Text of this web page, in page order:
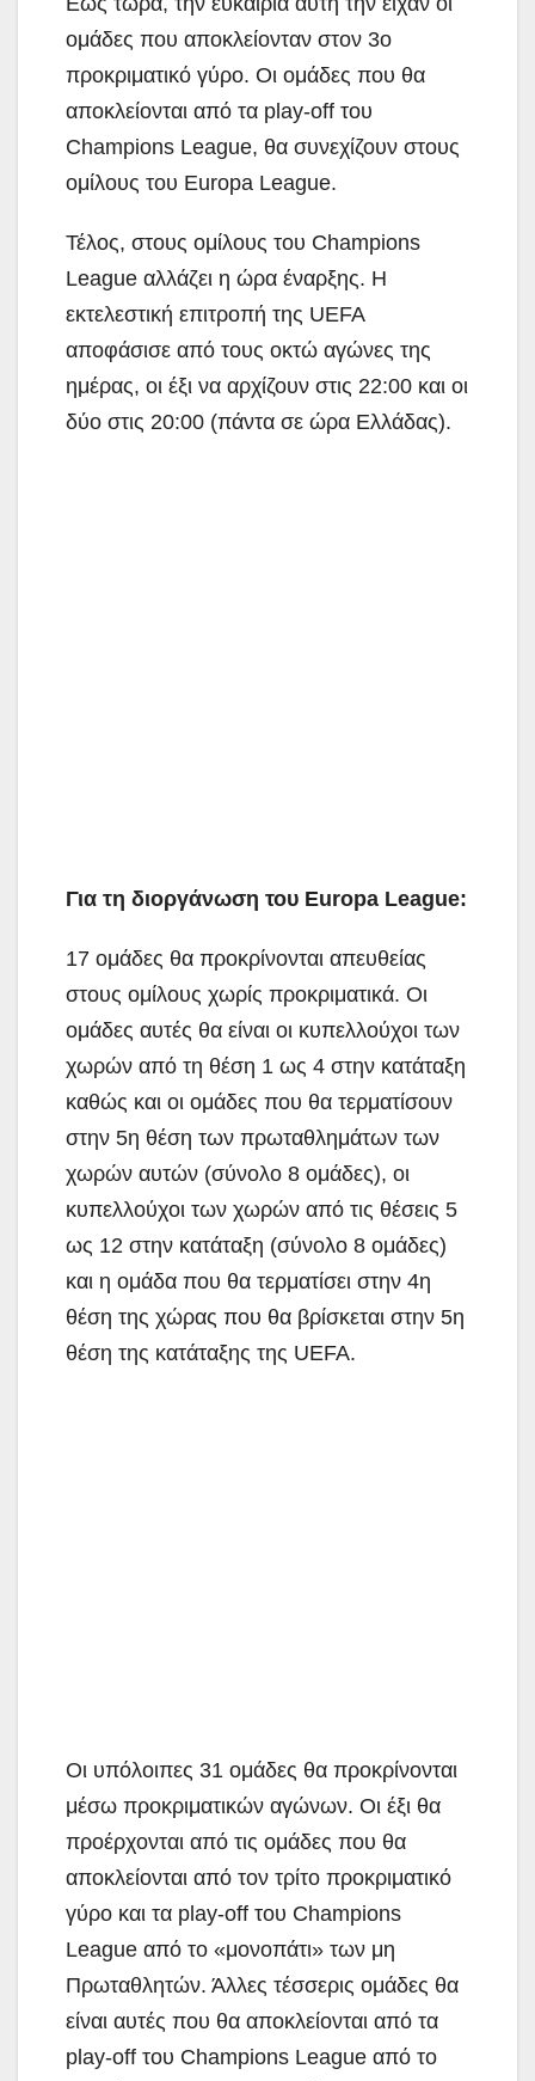
ομάδες που αποκλείονταν στον 3ο
προκριματικό γύρο. Οι ομάδες που θα
αποκλείονται από τα play-off του
Champions League, θα συνεχίζουν στους
ομίλους του Europa League.
Τέλος, στους ομίλους του Champions
League αλλάζει η ώρα έναρξης. Η
εκτελεστική επιτροπή της UEFA
αποφάσισε από τους οκτώ αγώνες της
ημέρας, οι έξι να αρχίζουν στις 22:00 και οι
δύο στις 20:00 (πάντα σε ώρα Ελλάδας).
Για τη διοργάνωση του Europa League:
17 ομάδες θα προκρίνονται απευθείας
στους ομίλους χωρίς προκριματικά. Οι
ομάδες αυτές θα είναι οι κυπελλούχοι των
χωρών από τη θέση 1 ως 4 στην κατάταξη
καθώς και οι ομάδες που θα τερματίσουν
στην 5η θέση των πρωταθλημάτων των
χωρών αυτών (σύνολο 8 ομάδες), οι
κυπελλούχοι των χωρών από τις θέσεις 5
ως 12 στην κατάταξη (σύνολο 8 ομάδες)
και η ομάδα που θα τερματίσει στην 4η
θέση της χώρας που θα βρίσκεται στην 5η
θέση της κατάταξης της UEFA.
Οι υπόλοιπες 31 ομάδες θα προκρίνονται
μέσω προκριματικών αγώνων. Οι έξι θα
προέρχονται από τις ομάδες που θα
αποκλείονται από τον τρίτο προκριματικό
γύρο και τα play-off του Champions
League από το «μονοπάτι» των μη
Πρωταθλητών. Άλλες τέσσερις ομάδες θα
είναι αυτές που θα αποκλείονται από τα
play-off του Champions League από το